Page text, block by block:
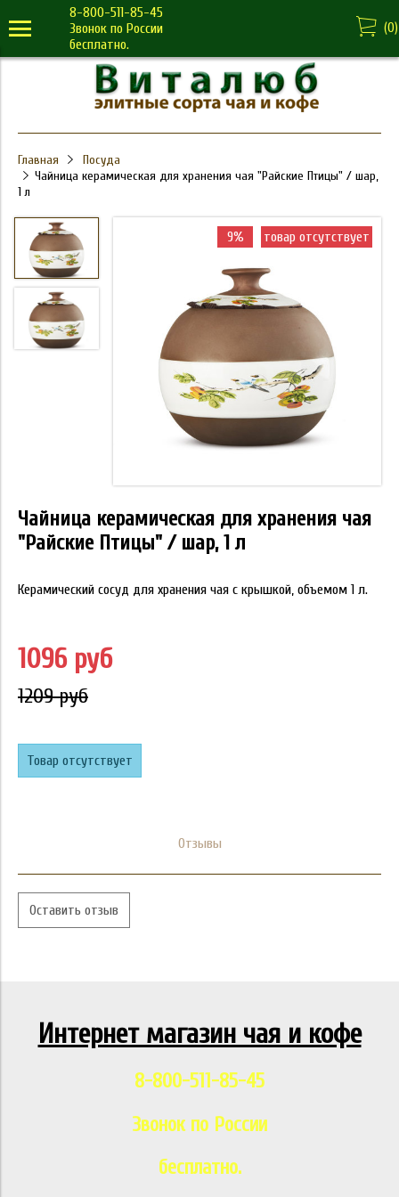
8-800-511-85-45
Звонок по России
бесплатно.
(0)
Главная
Посуда
Чайница керамическая для хранения чая "Райские Птицы" / шар,
1 л
9% товар отсутствует
Чайница керамическая для хранения чая
"Райские Птицы" / шар, 1 л
Керамический сосуд для хранения чая с крышкой, объемом 1 л.
1096 руб
1209 руб
Товар отсутствует
Отзывы
Оставить отзыв
Интернет магазин чая и кофе
8-800-511-85-45
Звонок по России
бесплатно.